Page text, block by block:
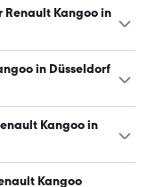
LeistungenKangoo in
mit manuellem und
8.8.2026)
in Düsseldorf
es in folgenden
silber und braun.
Kangoo in
es in folgenden
Kangoo